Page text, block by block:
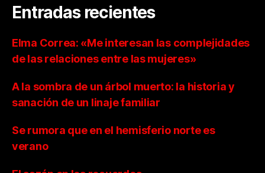
Entradas recientes
Elma Correa: «Me interesan las complejidades
de las relaciones entre las mujeres»
A la sombra de un árbol muerto: la historia y
sanación de un linaje familiar
Se rumora que en el hemisferio norte es
verano